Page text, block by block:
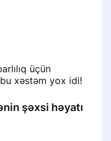
üçün
xəstəm yox idi!
şəxsi həyatı